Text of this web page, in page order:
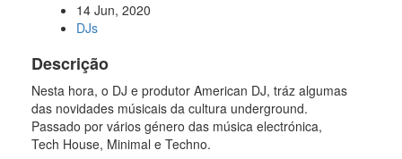
14 Jun, 2020
DJs
Descrição
Nesta hora, o DJ e produtor American DJ, tráz algumas
das novidades músicais da cultura underground.
Passado por vários género das música electrónica,
Tech House, Minimal e Techno.